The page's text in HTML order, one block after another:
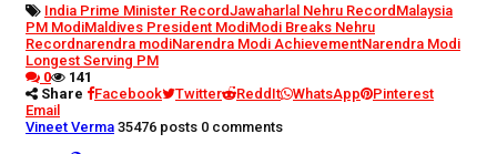
India Prime Minister RecordJawaharlal Nehru Record Malaysia
PM ModiMaldives President ModiModi Breaks Nehru
Record narendra modiNarendra Modi AchievementNarendra Modi
Longest Serving PM
0
141
Share
Facebook Twitter ReddIt WhatsApp
Pinterest
Email
Vineet Verma 35476 posts 0 comments